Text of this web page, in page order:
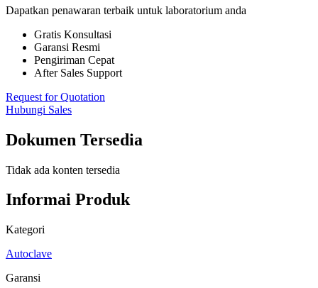
Dapatkan penawaran terbaik untuk laboratorium anda
Gratis Konsultasi
Garansi Resmi
Pengiriman Cepat
After Sales Support
Request for Quotation
Hubungi Sales
Dokumen Tersedia
Tidak ada konten tersedia
Informai Produk
Kategori
Autoclave
Garansi